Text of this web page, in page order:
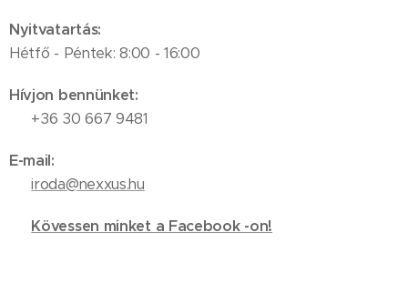
Nyitvatartás:
Hétfő - Péntek: 8:00 - 16:00
Hívjon bennünket:
📞 +36 30 667 9481
E-mail:
✉️iroda@nexxus.hu
Kövessen minket a Facebook -on!